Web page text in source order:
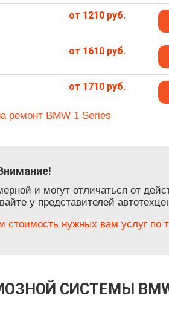
от 1210 руб.
от 1610 руб.
от 1710 руб.
ремонт BMW 1 Series
и могут отличаться от
у представителей
нужных вам услуг по
СИСТЕМЫ BMW